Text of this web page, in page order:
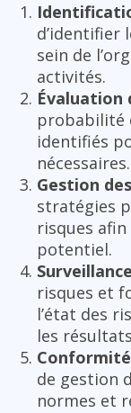
d’identifier
sein de
activités.
Évaluation
probabilité
identifiés
nécessaires.
Gestion
stratégies
risques
potentiel.
risques et
l’état des
les
Conformité
de gestion
normes et